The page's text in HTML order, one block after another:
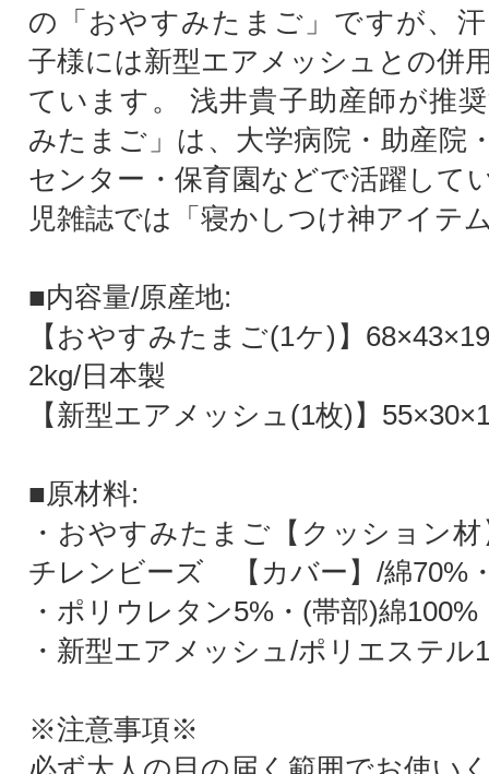
の「おやすみたまご」ですが、
子様には新型エアメッシュとの併
ています。 浅井貴子助産師が推
みたまご」は、大学病院・助産院
センター・保育園などで活躍して
児雑誌では「寝かしつけ神アイテ
■内容量/原産地:
【おやすみたまご(1ケ)】
2kg/日本製
【新型エアメッシュ(1枚)】
■原材料:
・おやすみたまご【クッション
チレンビーズ 【カバー】/綿70%
・ポリウレタン5%・(帯部)綿100%
・新型エアメッシュ/ポリエステル
※注意事項※